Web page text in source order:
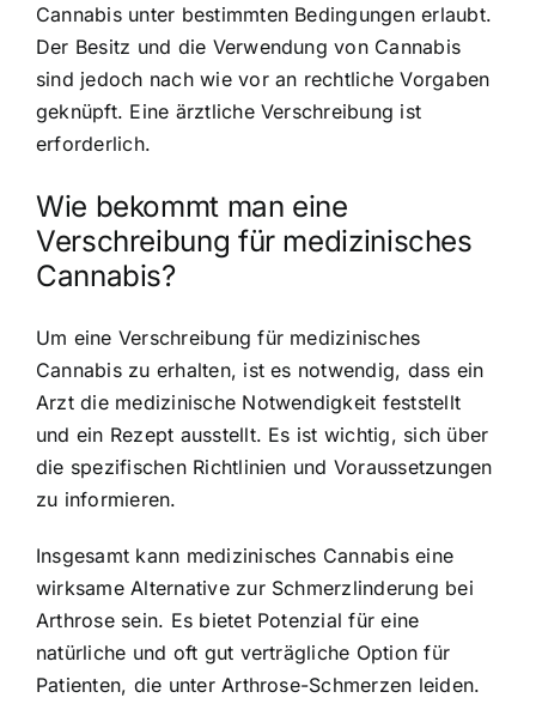
Cannabis unter bestimmten Bedingungen erlaubt.
Der Besitz und die Verwendung von Cannabis
sind jedoch nach wie vor an rechtliche Vorgaben
geknüpft. Eine ärztliche Verschreibung ist
erforderlich.
Wie bekommt man eine
Verschreibung für medizinisches
Cannabis?
Um eine Verschreibung für medizinisches
Cannabis zu erhalten, ist es notwendig, dass ein
Arzt die medizinische Notwendigkeit feststellt
und ein Rezept ausstellt. Es ist wichtig, sich über
die spezifischen Richtlinien und Voraussetzungen
zu informieren.
Insgesamt kann medizinisches Cannabis eine
wirksame Alternative zur Schmerzlinderung bei
Arthrose sein. Es bietet Potenzial für eine
natürliche und oft gut verträgliche Option für
Patienten, die unter Arthrose-Schmerzen leiden.